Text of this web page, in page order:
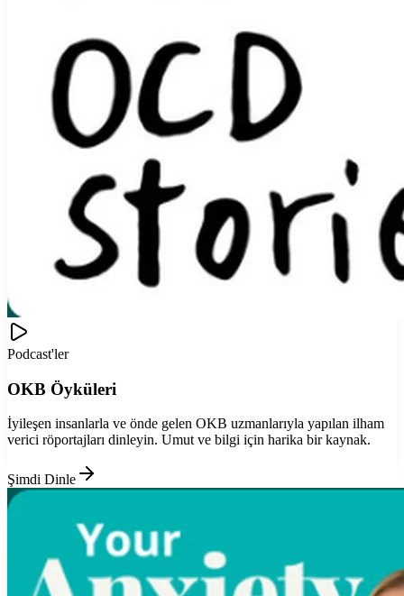
Podcast'ler
OKB Öyküleri
İyileşen insanlarla ve önde gelen OKB uzmanlarıyla yapılan ilham
verici röportajları dinleyin. Umut ve bilgi için harika bir kaynak.
Şimdi Dinle